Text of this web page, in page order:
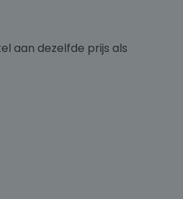
aan dezelfde prijs als